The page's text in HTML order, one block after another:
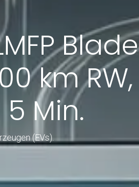
Blade
km RW,
Min.
(EVs).